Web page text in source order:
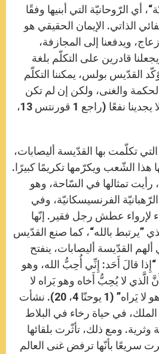
أي الرّوحانيّة التي أبنيها وفقًا
الذاتي. الإيمان الحقيقي هو
ويدفعنا إلى المجازفة،
قادرين على التكلّم بلغة
القدّيس بولس، يمكننا التكلّم
والغنى، ولكن إن لم تكن
لدينا المحبّة، فكلّ ذلك لا يجدينا نفعًا (راجع 1 قورنتس 13،
تكلّمت بها القدّيسة أليصابات،
هذا الشّعب ويكرّمها تكريمًا كبيرًا.
تمثالها في السّاحة، وهو
الفرنسيسكانيّة، وفي
لإرواء عطش رجل فقير. إنّها
”يرتبط بالله“، كما صنع القدّيس
القدّيسة أليصابات، ينفتح
“إِذا قالَ أَحَد: إِنِّي أُحِبُّ الله، وهو
الَّذي لا يُحِبُّ أَخاه وهو يَراه لا
يَستَطيعُ أَن يُحِبَّ اللهَ وهو لا يَراه” (1 يوحنّا 4، 20). نشأت
الملك، في حياة رخاء في البلاط
وثرية. ومع ذلك، تأثّرت بلقائها
سريعًا بأنّها ترفض غنى العالم